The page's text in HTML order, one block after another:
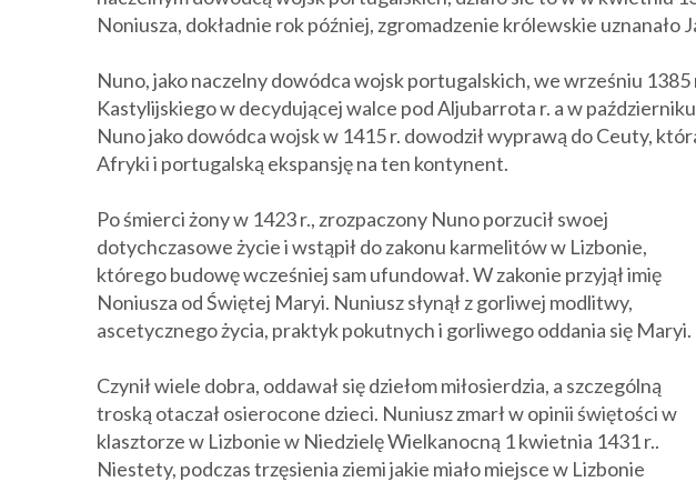
Noniusza, dokładnie rok później, zgromadzenie królewskie uznanało
Nuno, jako naczelny dowódca wojsk portugalskich, we wrześniu 1385
Kastylijskiego w decydującej walce pod Aljubarrota r. a w
Nuno jako dowódca wojsk w 1415 r. dowodził wyprawą do Ceuty,
Afryki i portugalską ekspansję na ten kontynent.
Po śmierci żony w 1423 r., zrozpaczony Nuno porzucił swoej
dotychczasowe życie i wstąpił do zakonu karmelitów w Lizbonie,
którego budowę wcześniej sam ufundował. W zakonie przyjął imię
Noniusza od Świętej Maryi. Nuniusz słynął z gorliwej modlitwy,
ascetycznego życia, praktyk pokutnych i gorliwego oddania się Maryi.
Czynił wiele dobra, oddawał się dziełom miłosierdzia, a szczególną
troską otaczał osierocone dzieci. Nuniusz zmarł w opinii świętości w
klasztorze w Lizbonie w Niedzielę Wielkanocną 1 kwietnia 1431 r..
Niestety, podczas trzęsienia ziemi jakie miało miejsce w Lizbonie